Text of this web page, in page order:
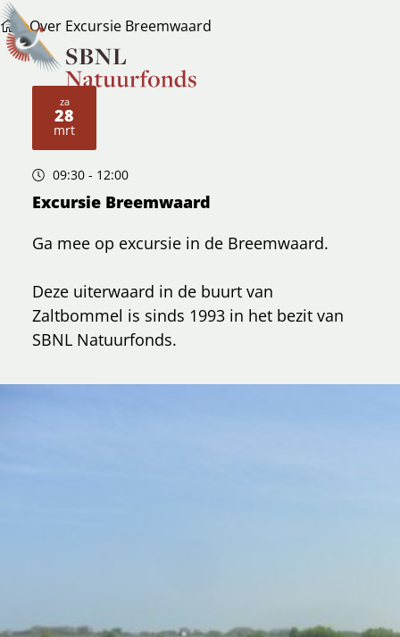
Over Excursie Breemwaard
za
28
mrt
2026
09:30 - 12:00
Excursie Breemwaard
Ga mee op excursie in de Breemwaard.
Deze uiterwaard in de buurt van
Zaltbommel is sinds 1993 in het bezit van
SBNL Natuurfonds.